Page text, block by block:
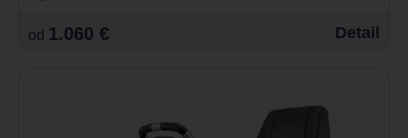
od 1.060 € Detail